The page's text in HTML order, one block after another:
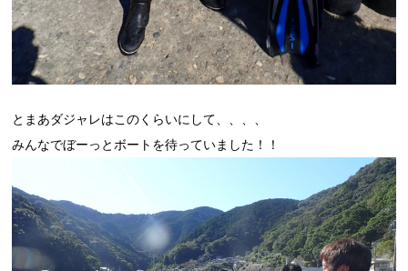
とまあダジャレはこのくらいにして、、、、
みんなでぼーっとボートを待っていました！！